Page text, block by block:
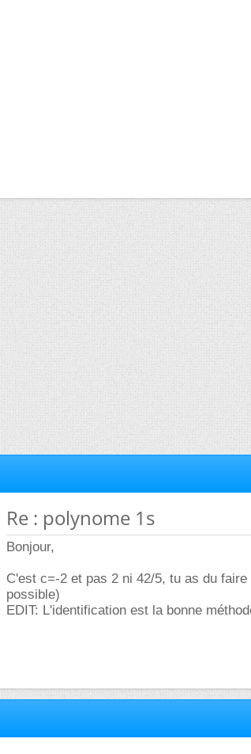
Re : polynome 1s
Bonjour,
C'est c=-2 et pas 2 ni 42/5, tu as du
possible)
EDIT: L'identification est la bonne